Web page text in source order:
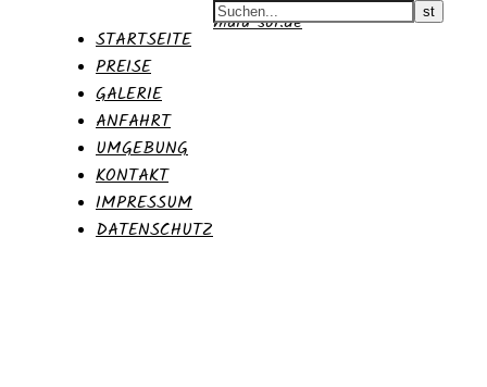
STARTSEITE
PREISE
GALERIE
ANFAHRT
UMGEBUNG
KONTAKT
IMPRESSUM
DATENSCHUTZ
malu-sol.de